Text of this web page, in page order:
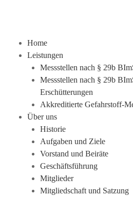
Home
Leistungen
Messstellen nach § 29b
Messstellen nach § 29b
Erschütterungen
Akkreditierte Gefahrstoff-
Über uns
Historie
Aufgaben und Ziele
Vorstand und Beiräte
Geschäftsführung
Mitglieder
Mitgliedschaft und Satzung